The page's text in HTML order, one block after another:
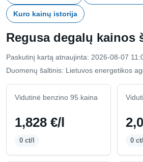
Kuro kainų istorija
Regusa degalų kainos
Paskutinį kartą atnaujinta: 2026-08-07
Duomenų šaltinis: Lietuvos energetikos
Vidutinė benzino 95 kaina
1,828 €/l
0 ct/l 0 ct/l